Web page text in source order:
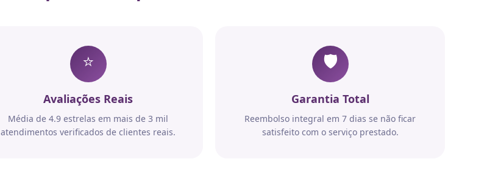
⭐
Avaliações Reais
Média de 4.9 estrelas em mais de 3 mil
atendimentos verificados de clientes reais.
🛡️
Garantia Total
Reembolso integral em 7 dias se não ficar
satisfeito com o serviço prestado.